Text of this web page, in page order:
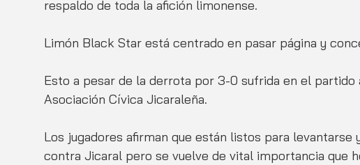
respaldo de toda la afición limonense.
Limón Black Star está centrado en pasar página y
Esto a pesar de la derrota por 3-0 sufrida en el partido
Asociación Cívica Jicaraleña.
Los jugadores afirman que están listos para
contra Jicaral pero se vuelve de vital importancia que